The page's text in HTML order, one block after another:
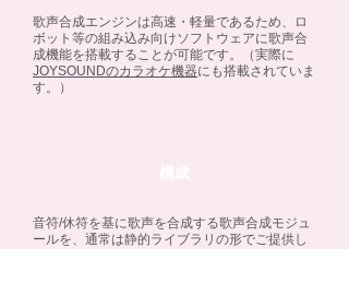
歌声合成エンジンは高速・軽量であるため、ロ
ボット等の組み込み向けソフトウェアに歌声合
成機能を搭載することが可能です。（実際に
JOYSOUNDのカラオケ機器にも搭載されていま
す。）
音符/休符を基に歌声を合成する歌声合成モジュ
ールを、通常は静的ライブラリの形でご提供し